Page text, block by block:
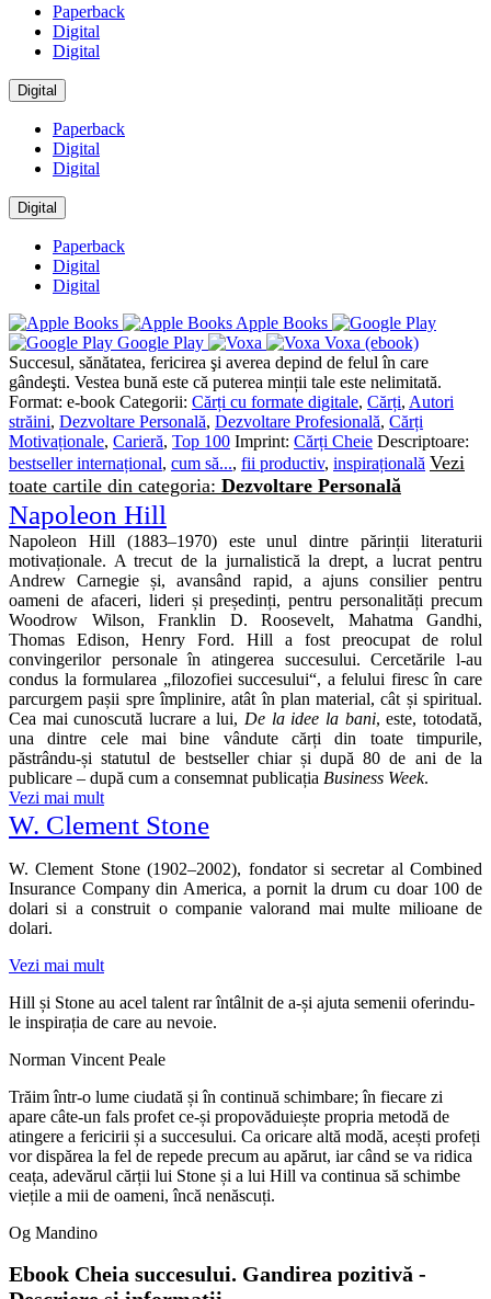
Paperback
Digital
Digital
Digital
Paperback
Digital
Digital
Digital
Paperback
Digital
Digital
Apple Books
Google Play
Voxa (ebook)
Succesul, sănătatea, fericirea şi averea depind de felul în care
gândeşti. Vestea bună este că puterea minții tale este nelimitată.
Format: e-book Categorii: Cărți cu formate digitale, Cărți, Autori
străini, Dezvoltare Personală, Dezvoltare Profesională, Cărți
Motivaționale, Carieră, Top 100 Imprint: Cărți Cheie Descriptoare:
bestseller internațional, cum să..., fii productiv, inspirațională Vezi
toate cartile din categoria: Dezvoltare Personală
Napoleon Hill
Napoleon Hill (1883–1970) este unul dintre părinții literaturii
motivaționale. A trecut de la jurnalistică la drept, a lucrat pentru
Andrew Carnegie și, avansând rapid, a ajuns consilier pentru
oameni de afaceri, lideri și președinți, pentru personalități precum
Woodrow Wilson, Franklin D. Roosevelt, Mahatma Gandhi,
Thomas Edison, Henry Ford. Hill a fost preocupat de rolul
convingerilor personale în atingerea succesului. Cercetările l‑au
condus la formularea „filozofiei succesului“, a felului firesc în care
parcurgem pașii spre împlinire, atât în plan material, cât și spiritual.
Cea mai cunoscută lucrare a lui, De la idee la bani, este, totodată,
una dintre cele mai bine vândute cărți din toate timpurile,
păstrându‑și statutul de bestseller chiar și după 80 de ani de la
publicare – după cum a consemnat publicația Business Week.
Vezi mai mult
W. Clement Stone
W. Clement Stone (1902–2002), fondator si secretar al Combined
Insurance Company din America, a pornit la drum cu doar 100 de
dolari si a construit o companie valorand mai multe milioane de
dolari.
Vezi mai mult
Hill și Stone au acel talent rar întâlnit de a-și ajuta semenii oferindu-
le inspirația de care au nevoie.
Norman Vincent Peale
Trăim într-o lume ciudată și în continuă schimbare; în fiecare zi
apare câte-un fals profet ce-și propovăduiește propria metodă de
atingere a fericirii și a succesului. Ca oricare altă modă, acești profeți
vor dispărea la fel de repede precum au apărut, iar când se va ridica
ceața, adevărul cărții lui Stone și a lui Hill va continua să schimbe
viețile a mii de oameni, încă nenăscuți.
Og Mandino
Ebook Cheia succesului. Gandirea pozitivă -